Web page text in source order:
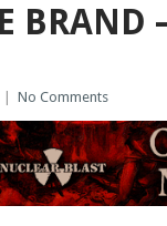
BRAND
No Comments